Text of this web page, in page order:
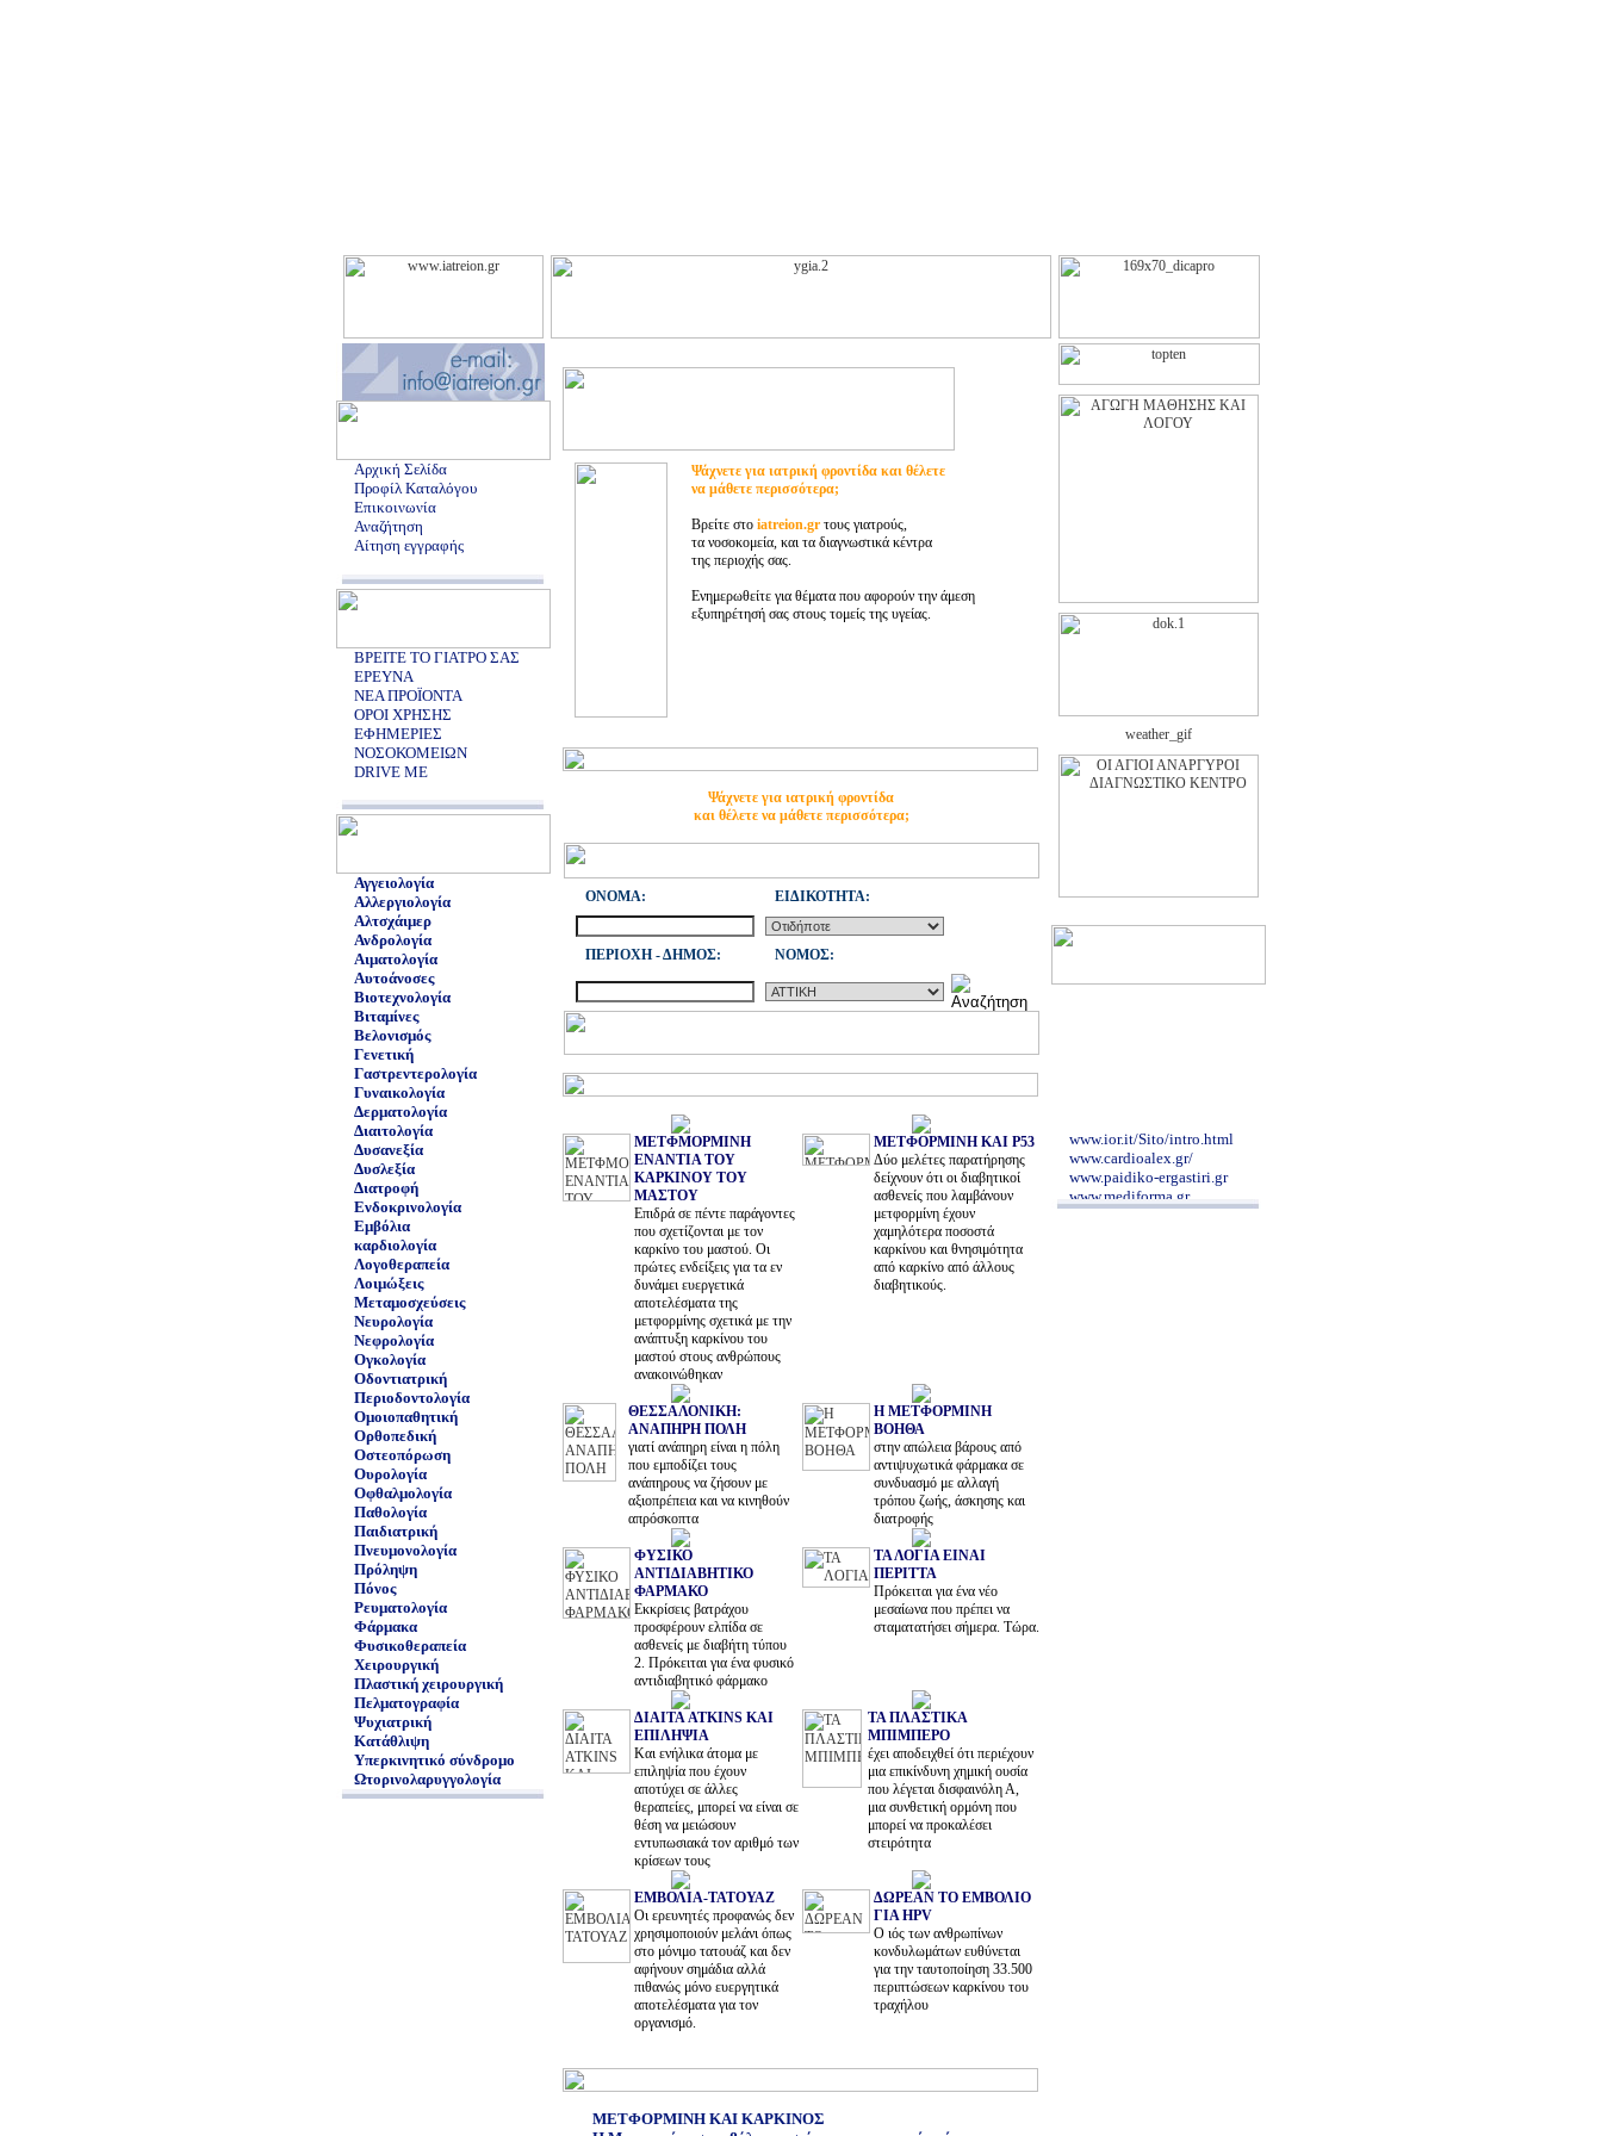
Αρχική Σελίδα
Προφίλ Καταλόγου
Επικοινωνία
Αναζήτηση
Αίτηση εγγραφής
ΒΡΕΙΤΕ ΤΟ ΓΙΑΤΡΟ ΣΑΣ
ΕΡΕΥΝΑ
ΝΕΑ ΠΡΟΪΟΝΤΑ
ΟΡΟΙ ΧΡΗΣΗΣ
ΕΦΗΜΕΡΙΕΣ
ΝΟΣΟΚΟΜΕΙΩΝ
DRIVE ME
Αγγειολογία
Αλλεργιολογία
Αλτσχάιμερ
Ανδρολογία
Αιματολογία
Αυτοάνοσες
Βιοτεχνολογία
Βιταμίνες
Βελονισμός
Γενετική
Γαστρεντερολογία
Γυναικολογία
Δερματολογία
Διαιτολογία
Δυσανεξία
Δυσλεξία
Διατροφή
Ενδοκρινολογία
Εμβόλια
καρδιολογία
Λογοθεραπεία
Λοιμώξεις
Μεταμοσχεύσεις
Νευρολογία
Νεφρολογία
Ογκολογία
Οδοντιατρική
Περιοδοντολογία
Ομοιοπαθητική
Ορθοπεδική
Οστεοπόρωση
Ουρολογία
Οφθαλμολογία
Παθολογία
Παιδιατρική
Πνευμονολογία
Πρόληψη
Πόνος
Ρευματολογία
Φάρμακα
Φυσικοθεραπεία
Χειρουργική
Πλαστική χειρουργική
Πελματογραφία
Ψυχιατρική
Κατάθλιψη
Υπερκινητικό σύνδρομο
Ωτορινολαρυγγολογία
Ψάχνετε για ιατρική φροντίδα και θέλετε
να μάθετε περισσότερα;
Βρείτε στο iatreion.gr τους γιατρούς,
τα νοσοκομεία, και τα διαγνωστικά κέντρα
της περιοχής σας.
Ενημερωθείτε για θέματα που αφορούν την άμεση
εξυπηρέτησή σας στους τομείς της υγείας.
Ψάχνετε για ιατρική φροντίδα
και θέλετε να μάθετε περισσότερα;
ONOMA: ΕΙΔΙΚΟΤΗΤΑ:
ΠΕΡΙΟΧΗ - ΔΗΜΟΣ: NOMOΣ:
ΜΕΤΦΜΟΡΜΙΝΗ
ΕΝΑΝΤΙΑ ΤΟΥ
ΚΑΡΚΙΝΟΥ ΤΟΥ
ΜΑΣΤΟΥ
Επιδρά σε πέντε παράγοντες
που σχετίζονται με τον
καρκίνο του μαστού. Οι
πρώτες ενδείξεις για τα εν
δυνάμει ευεργετικά
αποτελέσματα της
μετφορμίνης σχετικά με την
ανάπτυξη καρκίνου του
μαστού στους ανθρώπους
ανακοινώθηκαν
ΜΕΤΦΟΡΜΙΝΗ ΚΑΙ P53
Δύο μελέτες παρατήρησης
δείχνουν ότι οι διαβητικοί
ασθενείς που λαμβάνουν
μετφορμίνη έχουν
χαμηλότερα ποσοστά
καρκίνου και θνησιμότητα
από καρκίνο από άλλους
διαβητικούς.
ΘΕΣΣΑΛΟΝΙΚΗ:
ΑΝΑΠΗΡΗ ΠΟΛΗ
γιατί ανάπηρη είναι η πόλη
που εμποδίζει τους
ανάπηρους να ζήσουν με
αξιοπρέπεια και να κινηθούν
απρόσκοπτα
Η ΜΕΤΦΟΡΜΙΝΗ
ΒΟΗΘΑ
στην απώλεια βάρους από
αντιψυχωτικά φάρμακα σε
συνδυασμό με αλλαγή
τρόπου ζωής, άσκησης και
διατροφής
ΦΥΣΙΚΟ
ΑΝΤΙΔΙΑΒΗΤΙΚΟ
ΦΑΡΜΑΚΟ
Εκκρίσεις βατράχου
προσφέρουν ελπίδα σε
ασθενείς με διαβήτη τύπου
2. Πρόκειται για ένα φυσικό
αντιδιαβητικό φάρμακο
ΤΑ ΛΟΓΙΑ ΕΙΝΑΙ
ΠΕΡΙΤΤΑ
Πρόκειται για ένα νέο
μεσαίωνα που πρέπει να
σταματατήσει σήμερα. Τώρα.
ΔΙΑΙΤΑ ATKINS ΚΑΙ
ΕΠΙΛΗΨΙΑ
Και ενήλικα άτομα με
επιληψία που έχουν
αποτύχει σε άλλες
θεραπείες, μπορεί να είναι σε
θέση να μειώσουν
εντυπωσιακά τον αριθμό των
κρίσεων τους
ΤΑ ΠΛΑΣΤΙΚΑ
ΜΠΙΜΠΕΡΟ
έχει αποδειχθεί ότι περιέχουν
μια επικίνδυνη χημική ουσία
που λέγεται δισφαινόλη Α,
μια συνθετική ορμόνη που
μπορεί να προκαλέσει
στειρότητα
ΕΜΒΟΛΙΑ-ΤΑΤΟΥΑΖ
Oι ερευνητές προφανώς δεν
χρησιμοποιούν μελάνι όπως
στο μόνιμο τατουάζ και δεν
αφήνουν σημάδια αλλά
πιθανώς μόνο ευεργητικά
αποτελέσματα για τον
οργανισμό.
ΔΩΡΕΑΝ ΤΟ ΕΜΒΟΛΙΟ
ΓΙΑ HPV
Ο ιός των ανθρωπίνων
κονδυλωμάτων ευθύνεται
για την ταυτοποίηση 33.500
περιπτώσεων καρκίνου του
τραχήλου
ΜΕΤΦΟΡΜΙΝΗ ΚΑΙ ΚΑΡΚΙΝΟΣ
www.ior.it/Sito/intro.html
www.cardioalex.gr/
www.paidiko-ergastiri.gr
www.mediforma.gr
www.pelmatografima.gr